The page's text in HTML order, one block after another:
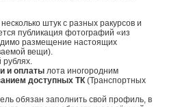
штук с разных ракурсов и
публикация фотографий «из
размещение настоящих
вещи).
рублях.
и оплаты лота иногородним
доступных ТК (Транспортных
обязан заполнить свой профиль, в